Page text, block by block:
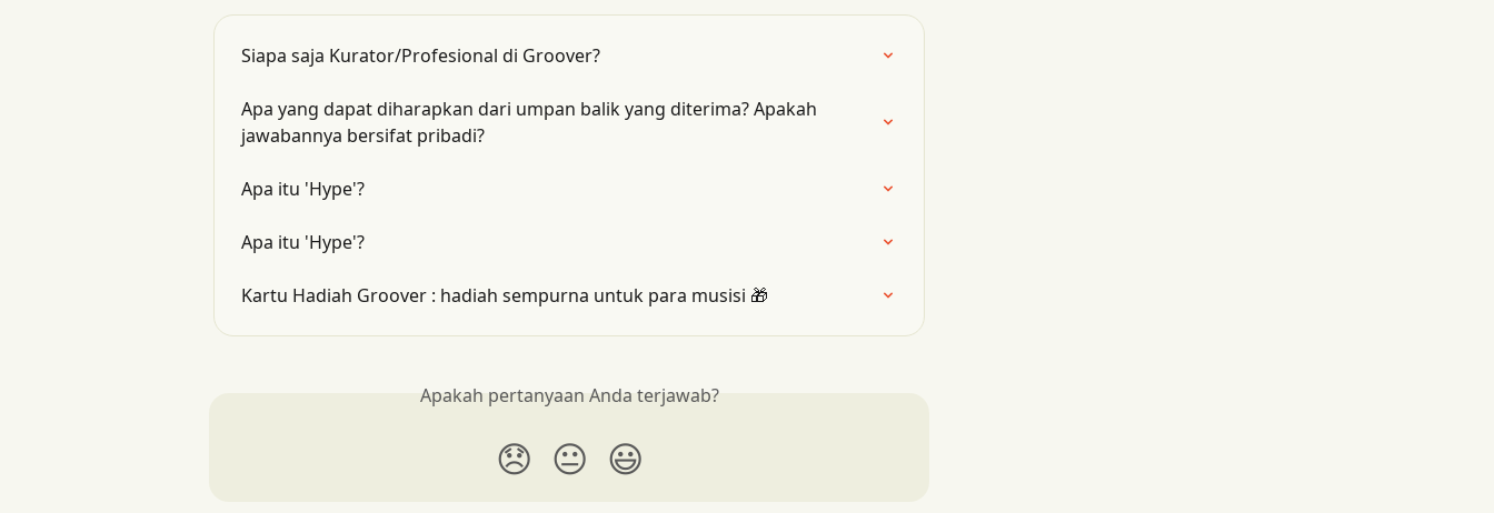
Siapa saja Kurator/Profesional di Groover?
Apa yang dapat diharapkan dari umpan balik yang diterima? Apakah
jawabannya bersifat pribadi?
Apa itu 'Hype'?
Apa itu 'Hype'?
Kartu Hadiah Groover : hadiah sempurna untuk para musisi 🎁
Apakah pertanyaan Anda terjawab?
😞 😐 😃